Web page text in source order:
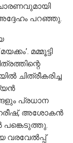
പറഞ്ഞു.
മമ്മൂട്ടി
ചിത്രീകരിച്ച
പ്രധാന
അശോകൻ
പങ്കെടുത്തു.
വരവേൽപ്പ്